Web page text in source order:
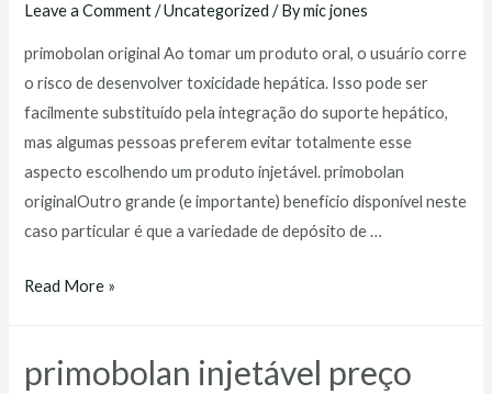
Leave a Comment /Uncategorized / Bymic jones
primobolan original Ao tomar um produto oral, o usuário corre
o risco de desenvolver toxicidade hepática. Isso pode ser
facilmente substituído pela integração do suporte hepático,
mas algumas pessoas preferem evitar totalmente esse
aspecto escolhendo um produto injetável. primobolan
originalOutro grande (e importante) benefício disponível neste
caso particular é que a variedade de depósito de …
primobolan
Read More »
primobolan injetável preço